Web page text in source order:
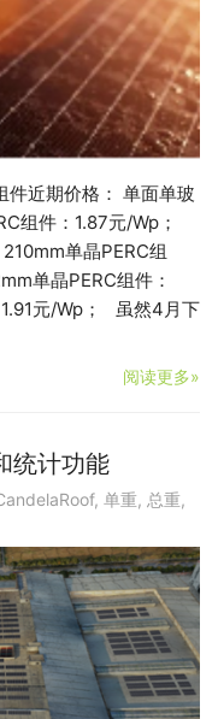
近期价格： 单面单玻
组件：1.87元/Wp；
单晶PERC组
单晶PERC组件：
1.91元/Wp； 虽然4月下
阅读更多»
统计功能
, 单重, 总重,